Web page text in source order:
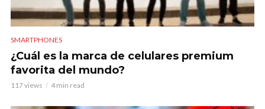
SMARTPHONES
¿Cuál es la marca de celulares premium
favorita del mundo?
117 views 4 min read